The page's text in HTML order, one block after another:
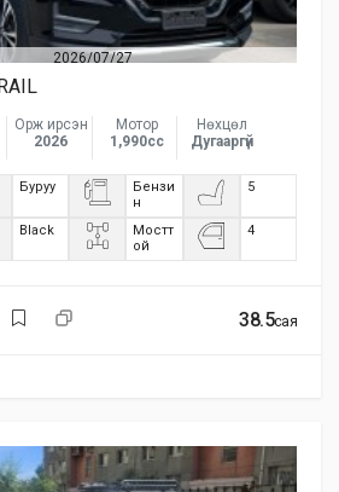
2026/07/27
Орж ирсэн
2026
Мотор
1,990сс
Нөхцөл
Дугааргүй
Буруу
Бензи
н
5
Black
Мостт
ой
4
38.5сая